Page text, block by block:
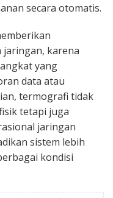
secara otomatis.
jaringan, karena
yang
data atau
termografi tidak
tetapi juga
jaringan
sistem lebih
kondisi